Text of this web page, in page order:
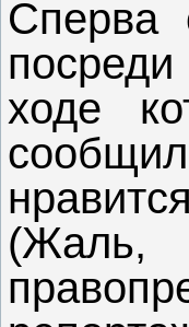
Сперва
ходе